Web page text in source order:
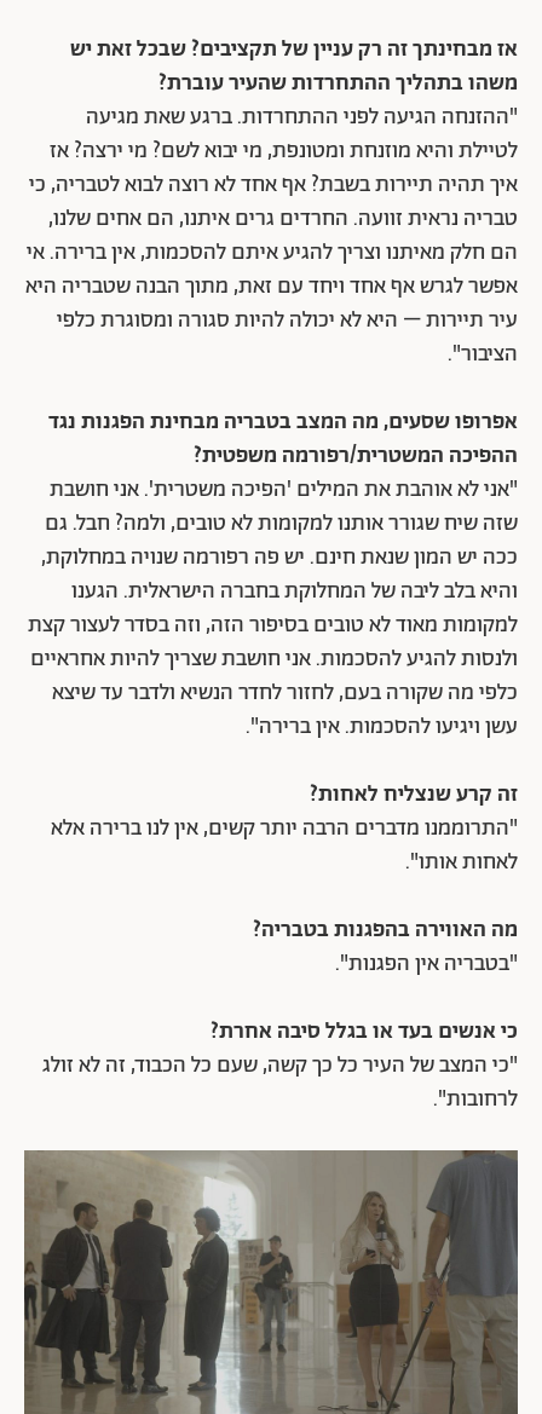
אז מבחינתך זה רק עניין של תקציבים? שבכל זאת יש
משהו בתהליך ההתחרדות שהעיר עוברת?
"ההזנחה הגיעה לפני ההתחרדות. ברגע שאת מגיעה
לטיילת והיא מוזנחת ומטונפת, מי יבוא לשם? מי ירצה? אז
איך תהיה תיירות בשבת? אף אחד לא רוצה לבוא לטבריה, כי
טבריה נראית זוועה. החרדים גרים איתנו, הם אחים שלנו,
הם חלק מאיתנו וצריך להגיע איתם להסכמות, אין ברירה. אי
אפשר לגרש אף אחד ויחד עם זאת, מתוך הבנה שטבריה היא
עיר תיירות – היא לא יכולה להיות סגורה ומסוגרת כלפי
הציבור".
אפרופו שסעים, מה המצב בטבריה מבחינת הפגנות נגד
ההפיכה המשטרית/רפורמה משפטית?
"אני לא אוהבת את המילים 'הפיכה משטרית'. אני חושבת
שזה שיח שגורר אותנו למקומות לא טובים, ולמה? חבל. גם
ככה יש המון שנאת חינם. יש פה רפורמה שנויה במחלוקת,
והיא בלב ליבה של המחלוקת בחברה הישראלית. הגענו
למקומות מאוד לא טובים בסיפור הזה, וזה בסדר לעצור קצת
ולנסות להגיע להסכמות. אני חושבת שצריך להיות אחראיים
כלפי מה שקורה בעם, לחזור לחדר הנשיא ולדבר עד שיצא
עשן ויגיעו להסכמות. אין ברירה".
זה קרע שנצליח לאחות?
"התרוממנו מדברים הרבה יותר קשים, אין לנו ברירה אלא
לאחות אותו".
מה האווירה בהפגנות בטבריה?
"בטבריה אין הפגנות".
כי אנשים בעד או בגלל סיבה אחרת?
"כי המצב של העיר כל כך קשה, שעם כל הכבוד, זה לא זולג
לרחובות".